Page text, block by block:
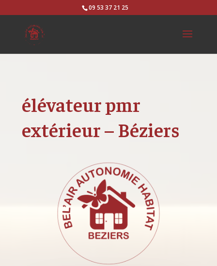
09 53 37 21 25
élévateur pmr
extérieur – Béziers